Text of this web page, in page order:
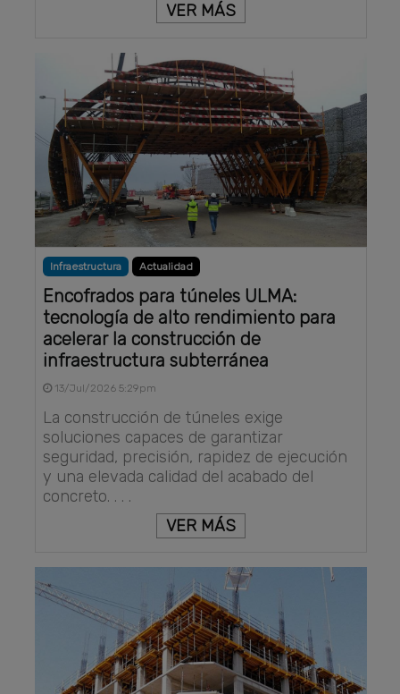
VER MÁS
Infraestructura Actualidad
Encofrados para túneles ULMA:
tecnología de alto rendimiento para
acelerar la construcción de
infraestructura subterránea
13/Jul/2026 5:29pm
La construcción de túneles exige
soluciones capaces de garantizar
seguridad, precisión, rapidez de ejecución
y una elevada calidad del acabado del
concreto. . . .
VER MÁS